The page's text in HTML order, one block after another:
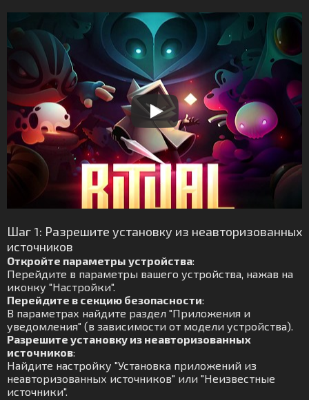
Шаг 1: Разрешите установку из неавторизованных
источников
Откройте параметры устройства:
Перейдите в параметры вашего устройства, нажав на
иконку "Настройки".
Перейдите в секцию безопасности:
В параметрах найдите раздел "Приложения и
уведомления" (в зависимости от модели устройства).
Разрешите установку из неавторизованных
источников:
Найдите настройку "Установка приложений из
неавторизованных источников" или "Неизвестные
источники".